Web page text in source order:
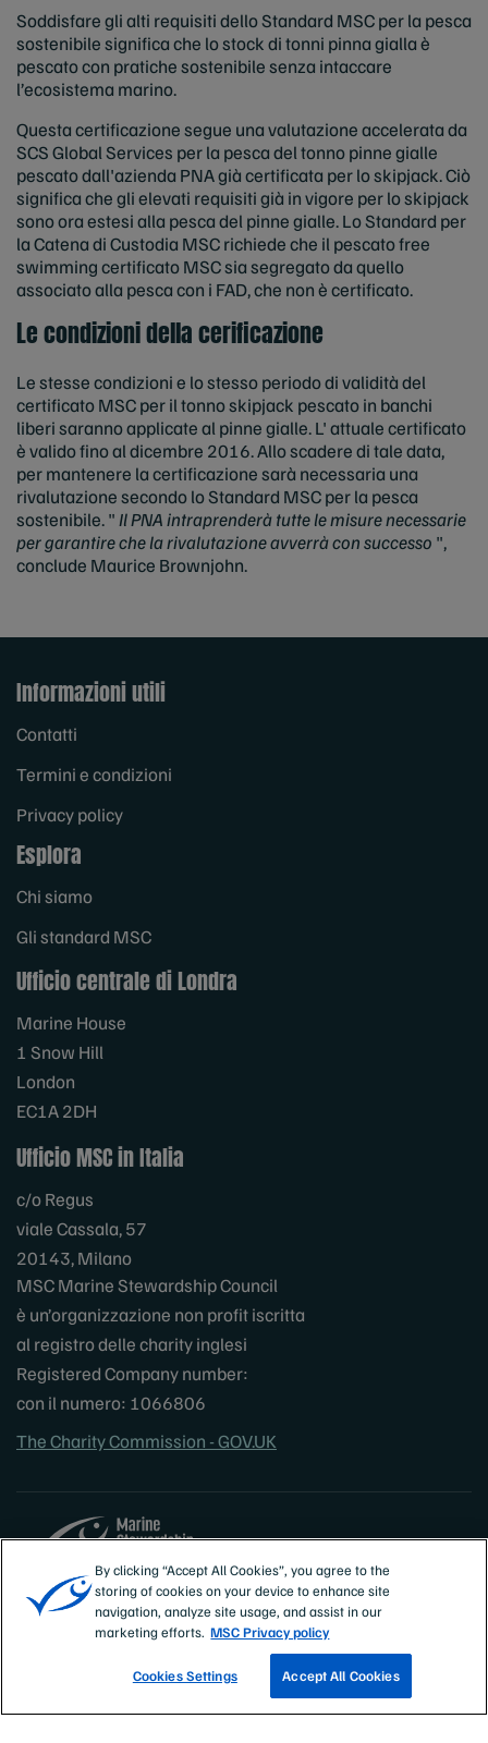
Soddisfare gli alti requisiti dello Standard MSC per la pesca
sostenibile significa che lo stock di tonni pinna gialla è
pescato con pratiche sostenibile senza intaccare
l’ecosistema marino.
Questa certificazione segue una valutazione accelerata da
SCS Global Services per la pesca del tonno pinne gialle
pescato dall'azienda PNA già certificata per lo skipjack. Ciò
significa che gli elevati requisiti già in vigore per lo skipjack
sono ora estesi alla pesca del pinne gialle. Lo Standard per
la Catena di Custodia MSC richiede che il pescato free
swimming certificato MSC sia segregato da quello
associato alla pesca con i FAD, che non è certificato.
Le condizioni della cerificazione
Le stesse condizioni e lo stesso periodo di validità del
certificato MSC per il tonno skipjack pescato in banchi
liberi saranno applicate al pinne gialle. L' attuale certificato
è valido fino al dicembre 2016. Allo scadere di tale data,
per mantenere la certificazione sarà necessaria una
rivalutazione secondo lo Standard MSC per la pesca
sostenibile. " Il PNA intraprenderà tutte le misure necessarie
per garantire che la rivalutazione avverrà con successo ",
conclude Maurice Brownjohn.
Informazioni utili
Contatti
Termini e condizioni
Privacy policy
Esplora
Chi siamo
Gli standard MSC
Ufficio centrale di Londra
Marine House
1 Snow Hill
London
EC1A 2DH
Ufficio MSC in Italia
c/o Regus
viale Cassala, 57
20143, Milano
MSC Marine Stewardship Council
è un’organizzazione non profit iscritta
al registro delle charity inglesi
Registered Company number:
con il numero: 1066806
The Charity Commission - GOV.UK
Sites
Italia
SCOPRI LE NOSTRE ATTIVITÀ DI PESCA
By clicking “Accept All Cookies”, you agree to the
storing of cookies on your device to enhance site
navigation, analyze site usage, and assist in our
marketing efforts. MSC Privacy policy
Cookies Settings Accept All Cookies